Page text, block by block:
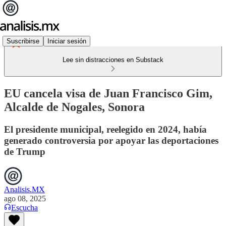
Suscribirse Iniciar sesión
Lee sin distracciones en Substack
EU cancela visa de Juan Francisco Gim,
Alcalde de Nogales, Sonora
El presidente municipal, reelegido en 2024, había
generado controversia por apoyar las deportaciones
de Trump
Analisis.MX
ago 08, 2025
Escucha